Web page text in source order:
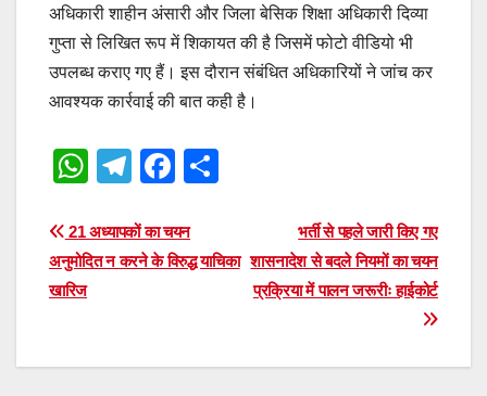
अधिकारी शाहीन अंसारी और जिला बेसिक शिक्षा अधिकारी दिव्या
गुप्ता से लिखित रूप में शिकायत की है जिसमें फोटो वीडियो भी
उपलब्ध कराए गए हैं। इस दौरान संबंधित अधिकारियों ने जांच कर
आवश्यक कार्रवाई की बात कही है।
W
at
s
p
T
e
gr
F
c
e
o
e
Post
navigation
भर्ती से पहले जारी किए गए
शासनादेश से बदले नियमों का चयन
प्रक्रिया में पालन जरूरीः हाईकोर्ट
21 अध्यापकों का चयन
अनुमोदित न करने के विरुद्ध याचिका
खारिज